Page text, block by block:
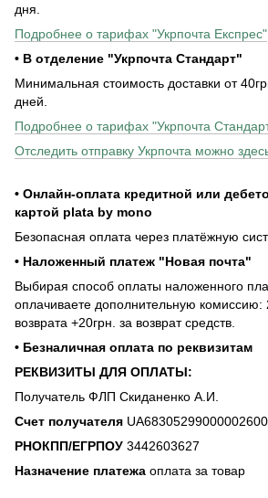
дня.
Подробнее о тарифах "Укрпочта Експрес"
• В отделение "Укрпочта Стандарт"
Минимальная стоимость доставки от
дней.
Подробнее о тарифах "Укрпочта
Отследить отправку Укрпочта можно
• Онлайн-оплата кредитной или
картой plata by mono
Безопасная оплата через платёжную
• Наложенный платеж "Новая почта"
Выбирая способ оплаты наложенного
оплачиваете дополнительную
возврата +20грн. за возврат средств.
• Безналичная оплата по реквизитам
РЕКВИЗИТЫ ДЛЯ ОПЛАТЫ:
Получатель ФЛП Скиданенко А.И.
Счет получателя
РНОКПП/ЕГРПОУ 3442603627
Назначение платежа оплата за товар